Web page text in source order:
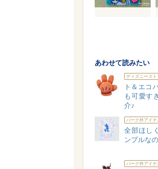
あわせて読みたい
ディズニースト
ト＆エコ
も可愛す
介♪
パーク外アイテ
全部ほし
ンプルな
パーク外アイテ